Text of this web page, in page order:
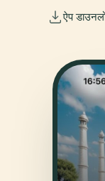
ऐप